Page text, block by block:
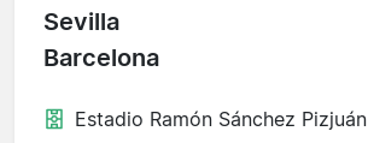
Sevilla
Barcelona
Estadio Ramón Sánchez Pizjuán